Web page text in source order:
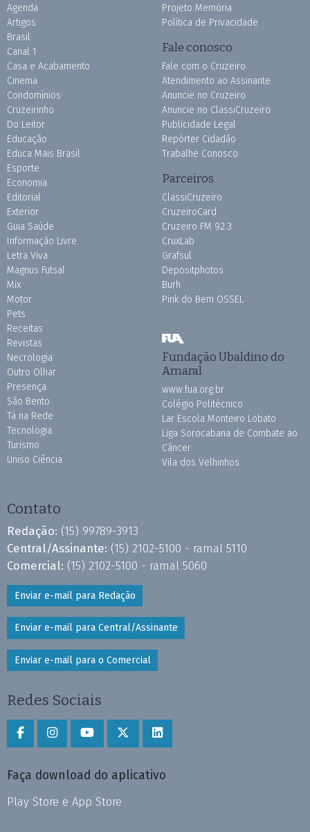
Agenda
Artigos
Brasil
Canal 1
Casa e Acabamento
Cinema
Condomínios
Cruzeirinho
Do Leitor
Educação
Educa Mais Brasil
Esporte
Economia
Editorial
Exterior
Guia Saúde
Informação Livre
Letra Viva
Magnus Futsal
Mix
Motor
Pets
Receitas
Revistas
Necrologia
Outro Olhar
Presença
São Bento
Tá na Rede
Tecnologia
Turismo
Uniso Ciência
Projeto Memória
Política de Privacidade
Fale conosco
Fale com o Cruzeiro
Atendimento ao Assinante
Anuncie no Cruzeiro
Anuncie no ClassiCruzeiro
Publicidade Legal
Repórter Cidadão
Trabalhe Conosco
Parceiros
ClassiCruzeiro
CruzeiroCard
Cruzeiro FM 92.3
CruxLab
Grafsul
Depositphotos
Burh
Pink do Bem OSSEL
Fundação Ubaldino do
Amaral
www.fua.org.br
Colégio Politécnico
Lar Escola Monteiro Lobato
Liga Sorocabana de Combate ao
Câncer
Vila dos Velhinhos
Contato
Redação: (15) 99789-3913
Central/Assinante: (15) 2102-5100 - ramal 5110
Comercial: (15) 2102-5100 - ramal 5060
Enviar e-mail para Redação
Enviar e-mail para Central/Assinante
Enviar e-mail para o Comercial
Redes Sociais
Faça download do aplicativo
Play Store e App Store